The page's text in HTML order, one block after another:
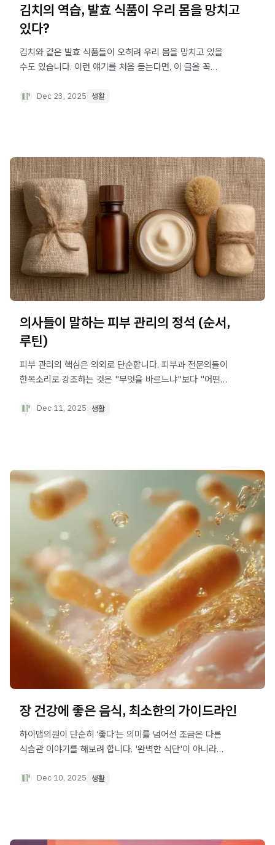
김치의 역습, 발효 식품이 우리 몸을 망치고
있다?
김치와 같은 발효 식품들이 오히려 우리 몸을 망치고 있을
수도 있습니다. 이런 얘기를 처음 듣는다면, 이 글을 꼭
것은 아니다'라는 점을 명심해야 합니다.
Dec 23, 2025 생활
의사들이 말하는 피부 관리의 정석 (순서,
루틴)
피부 관리의 핵심은 의외로 단순합니다. 피부과 전문의들이
한목소리로 강조하는 것은 "무엇을 바르느냐"보다 "어떤
권하는 피부 관리의 기본 원칙을 정리해 드리겠습니다.
Dec 11, 2025 생활
장 건강에 좋은 음식, 최소한의 가이드라인
하이맵의원이 단순히 ‘좋다’는 의미를 넘어선 조금은 다른
식습관 이야기를 해보려 합니다. '완벽한 식단'이 아니라
유행하는 다이어트법 대신, 우리 장이 정말로 원하는 것이
Dec 10, 2025 생활